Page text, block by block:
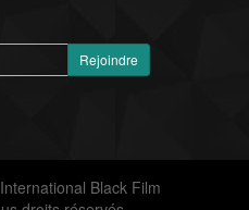
Black Film